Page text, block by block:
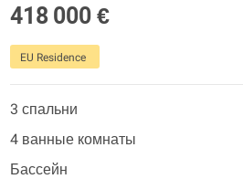
418 000 €
EU Residence
3 спальни
4 ванные комнаты
Бассейн